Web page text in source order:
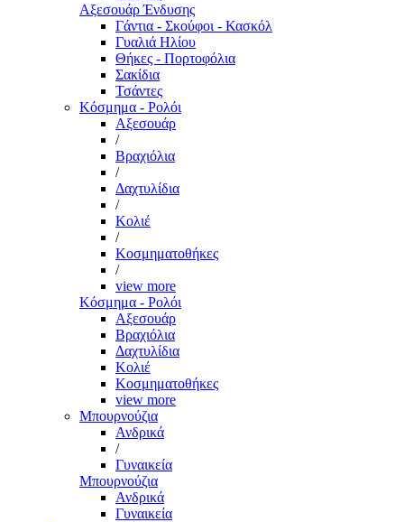
Αξεσουάρ Ένδυσης
Γάντια - Σκούφοι - Κασκόλ
Γυαλιά Ηλίου
Θήκες - Πορτοφόλια
Σακίδια
Τσάντες
Κόσμημα - Ρολόι
Αξεσουάρ
/
Βραχιόλια
/
Δαχτυλίδια
/
Κολιέ
/
Κοσμηματοθήκες
/
view more
Κόσμημα - Ρολόι
Αξεσουάρ
Βραχιόλια
Δαχτυλίδια
Κολιέ
Κοσμηματοθήκες
view more
Μπουρνούζια
Ανδρικά
/
Γυναικεία
Μπουρνούζια
Ανδρικά
Γυναικεία